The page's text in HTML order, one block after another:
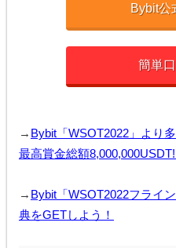
Bybit公
簡単
→ Bybit「WSOT2022」より
最高賞金総額
→ Bybit「WSOT2022フライ
典をGETしよう！